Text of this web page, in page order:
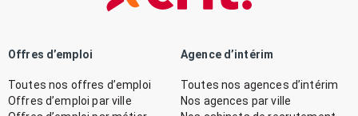
Offres d’emploi
Toutes nos offres d’emploi
Offres d’emploi par ville
Agence d’intérim
Toutes nos agences d’intérim
Nos agences par ville